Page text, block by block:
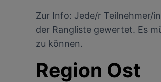
Zur Info: Jede/r Teilnehmer/
der Rangliste gewertet. Es
zu können.
Region Ost